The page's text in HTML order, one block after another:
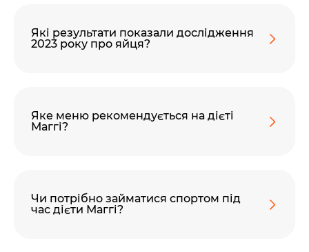
Які результати показали дослідження
2023 року про яйця?
Яке меню рекомендується на дієті
Маггі?
Чи потрібно займатися спортом під
час дієти Маггі?